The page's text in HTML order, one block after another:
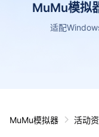
MuMu模拟
适配
MuMu模拟器 活动